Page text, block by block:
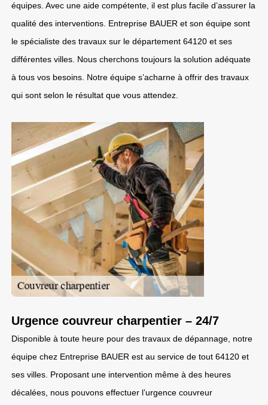
équipes. Avec une aide compétente, il est plus facile d’assurer la
qualité des interventions. Entreprise BAUER et son équipe sont
le spécialiste des travaux sur le département 64120 et ses
différentes villes. Nous cherchons toujours la solution adéquate
à tous vos besoins. Notre équipe s’acharne à offrir des travaux
qui sont selon le résultat que vous attendez.
Urgence couvreur charpentier – 24/7
Disponible à toute heure pour des travaux de dépannage, notre
équipe chez Entreprise BAUER est au service de tout 64120 et
ses villes. Proposant une intervention même à des heures
décalées, nous pouvons effectuer l’urgence couvreur